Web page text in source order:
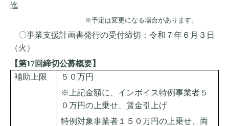
迄
※予定は変更になる場合があります。
〇事業支援計画書発行の受付締切：令和７年６月３日
（火）
【第17回締切公募概要】
補助上限
５０万円
※上記金額に、インボイス特例事業者５
０万円の上乗せ、賃金引上げ
特例対象事業者１５０万円の上乗せ、両